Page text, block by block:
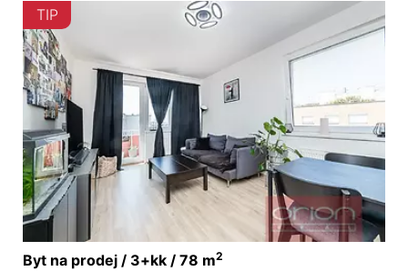
TIP
Byt na prodej / 3+kk / 78 m2